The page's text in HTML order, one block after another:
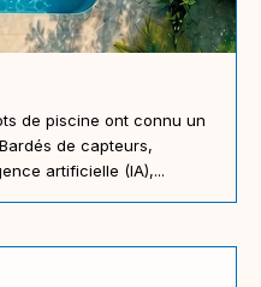
de piscine ont connu un
de capteurs,
artificielle (IA),...